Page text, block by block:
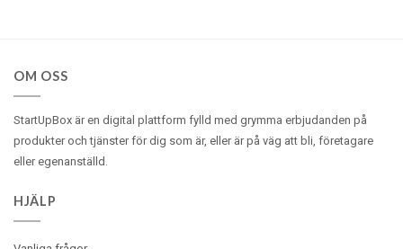
OM OSS
StartUpBox är en digital plattform fylld med grymma erbjudanden på
produkter och tjänster för dig som är, eller är på väg att bli, företagare
eller egenanställd.
HJÄLP